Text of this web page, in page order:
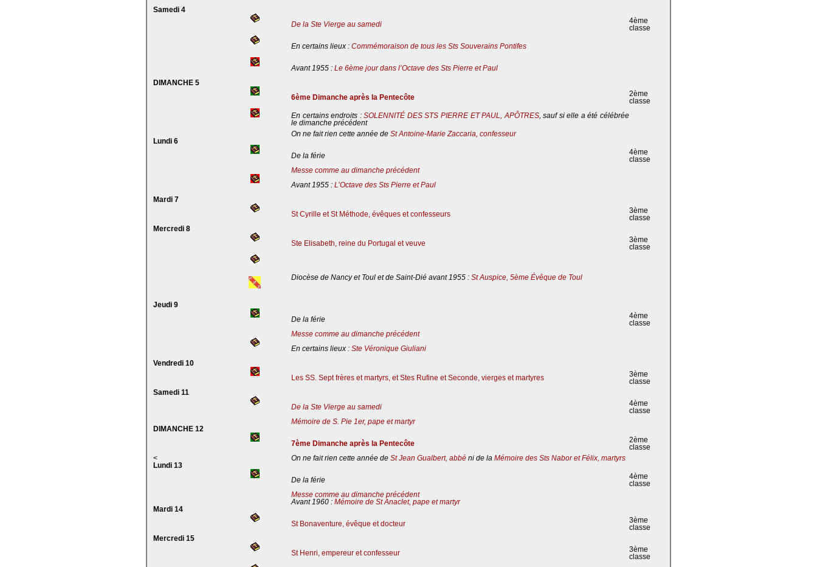
Samedi 4
De la Ste Vierge au samedi
4ème
classe
En certains lieux : Commémoraison de tous les Sts Souverains Pontifes
Avant 1955 : Le 6ème jour dans l’Octave des Sts Pierre et Paul
DIMANCHE 5
6ème Dimanche après la Pentecôte
2ème
classe
En certains endroits :SOLENNITÉ DES STS PIERRE ET PAUL, APÔTRES, sauf si elle a été célébrée
le dimanche précédent
On ne fait rien cette année de St Antoine-Marie Zaccaria, confesseur
Lundi 6
De la férie
4ème
classe
Messe comme au dimanche précédent
Avant 1955 : L’Octave des Sts Pierre et Paul
Mardi 7
St Cyrille et St Méthode, évêques et confesseurs
3ème
classe
Mercredi 8
Ste Elisabeth, reine du Portugal et veuve
3ème
classe
Diocèse de Nancy et Toul et de Saint-Dié avant 1955 : St Auspice, 5ème Évêque de Toul
Jeudi 9
De la férie
4ème
classe
Messe comme au dimanche précédent
En certains lieux : Ste Véronique Giuliani
Vendredi 10
Les SS. Sept frères et martyrs, et Stes Rufine et Seconde, vierges et martyres
3ème
classe
Samedi 11
De la Ste Vierge au samedi
4ème
classe
Mémoire de S. Pie 1er, pape et martyr
DIMANCHE 12
7ème Dimanche après la Pentecôte
2ème
classe
<
On ne fait rien cette année de St Jean Gualbert, abbé ni de la Mémoire des Sts Nabor et Félix, martyrs
Lundi 13
De la férie
4ème
classe
Messe comme au dimanche précédent
Avant 1960 : Mémoire de St Anaclet, pape et martyr
Mardi 14
St Bonaventure, évêque et docteur
3ème
classe
Mercredi 15
St Henri, empereur et confesseur
3ème
classe